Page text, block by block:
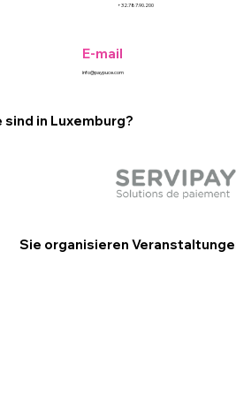
E-mail
info@paypuce.com
sind in Luxemburg?
Sie organisieren
+32.787.90.200